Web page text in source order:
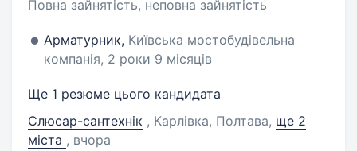
Повна зайнятість, неповна зайнятість
Арматурник, Київська мостобудівельна
компанія, 2 роки 9 місяців
Ще 1 резюме цього кандидата
Слюсар-сантехнік , Карлівка, Полтава, ще 2
міста , вчора